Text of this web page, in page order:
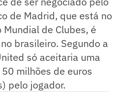
de Madrid, que está no
de Clubes, é
brasileiro. Segundo a
só aceitaria uma
milhões de euros
pelo jogador.